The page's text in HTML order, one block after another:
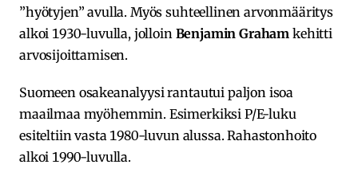
”hyötyjen” avulla. Myös suhteellinen arvonmääritys
alkoi 1930-luvulla, jolloin Benjamin Graham kehitti
arvosijoittamisen.
Suomeen osakeanalyysi rantautui paljon isoa
maailmaa myöhemmin. Esimerkiksi P/E-luku
esiteltiin vasta 1980-luvun alussa. Rahastonhoito
alkoi 1990-luvulla.